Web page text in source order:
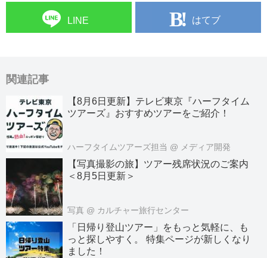
LINE はてブ
関連記事
【8月6日更新】テレビ東京『ハーフタイム
ツアーズ』おすすめツアーをご紹介！
ハーフタイムツアーズ担当 @ メディア開発
【写真撮影の旅】ツアー残席状況のご案内
＜8月5日更新＞
写真 @ カルチャー旅行センター
「日帰り登山ツアー」をもっと気軽に、も
っと探しやすく。 特集ページが新しくなり
ました！